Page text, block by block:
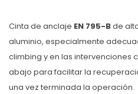
Cinta de anclaje EN 795-Bde
aluminio, especialmente
climbing y en las intervenciones
abajo para facilitar la
una vez terminada la operación.